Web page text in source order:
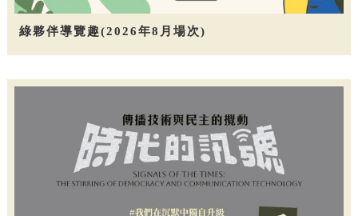
綠夥伴導覽趣(2026年8月場次)